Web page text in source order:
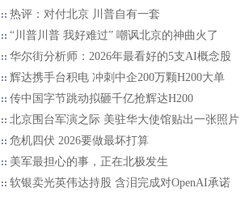
热评：对付北京 川普自有一套
“川普川普 我好难过” 嘲讽北京的神曲火了
华尔街分析师：2026年最看好的5支AI概念股
辉达携手台积电 冲刺中企200万颗H200大单
传中国字节跳动拟砸千亿抢辉达H200
北京围台军演之际 美驻华大使馆贴出一张照片
危机四伏 2026要做最坏打算
美军最担心的事，正在北极发生
软银卖光英伟达持股 含泪完成对OpenAI承诺